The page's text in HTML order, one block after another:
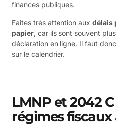
finances publiques.
Faites très attention aux délais
papier, car ils sont souvent
déclaration en ligne. Il faut
sur le calendrier.
LMNP et 2042
régimes fiscaux